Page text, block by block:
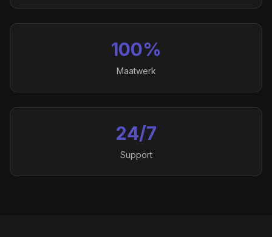
100%
Maatwerk
24/7
Support